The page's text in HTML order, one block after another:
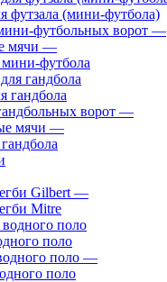
футзала (мини-футбола)
футбольных ворот —
мячи —
футбола
гандбола
ворот —
мячи —
Gilbert —
Mitre
поло
поло —
поло